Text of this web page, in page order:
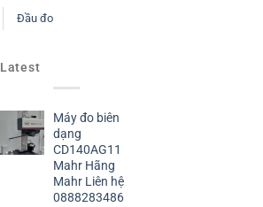
Đầu đo
Latest
Máy đo biên
dạng
CD140AG11
Mahr Hãng
Mahr Liên hệ
0888283486